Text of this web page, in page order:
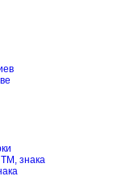
знака